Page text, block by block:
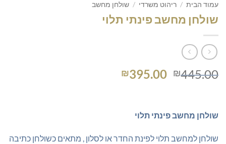
עמוד הבית / ריהוט משרדי / שולחן מחשב
שולחן מחשב פינתי תלוי
₪445.00
המחיר
₪445.00.
₪395.00
שולחן מחשב פינתי תלוי
שולחן למחשב תלוי לפינת החדר או לסלון , מתאים כשולחן כתיבה